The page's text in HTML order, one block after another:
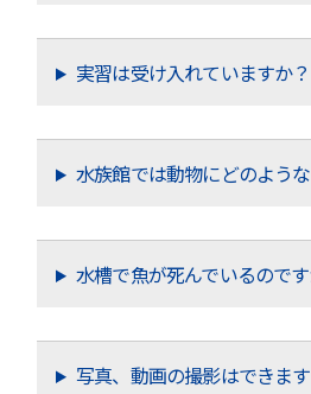
実習は受け入れていますか？
水族館では動物にどのよう
水槽で魚が死んでいるのです
写真、動画の撮影はできま